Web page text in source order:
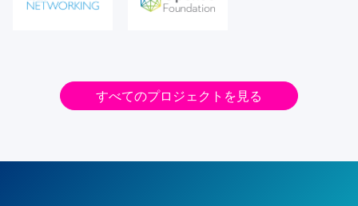
すべてのプロジェクトを見る